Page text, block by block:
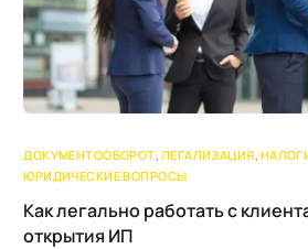
ДОКУМЕНТООБОРОТ, ЛЕГАЛИЗАЦИЯ,
ЮРИДИЧЕСКИЕ ВОПРОСЫ
Как легально работать с
открытия ИП